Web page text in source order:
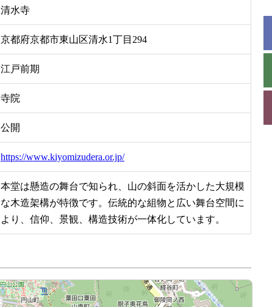
清水寺
京都府京都市東山区清水1丁目294
江戸前期
寺院
公開
https://www.kiyomizudera.or.jp/
本堂は懸造の舞台で知られ、山の斜面を活かした大規模
な木造架構が特徴です。伝統的な組物と広い舞台空間に
より、信仰、景観、構造技術が一体化しています。